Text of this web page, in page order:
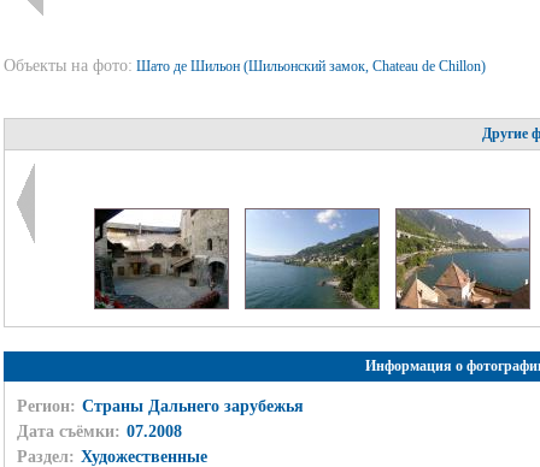
Объекты на фото: Шато де Шильон (Шильонский замок, Chateau de Chillon)
Другие
Информация о
Регион: Страны Дальнего зарубежья
Дата съёмки: 07.2008
Раздел: Художественные